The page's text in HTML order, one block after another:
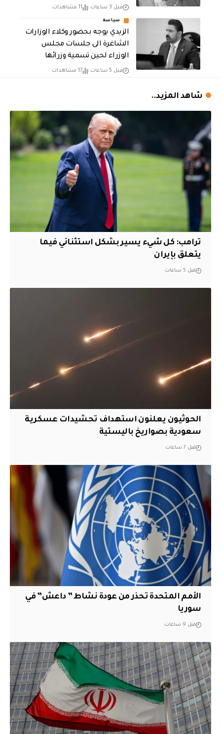
قبل 3 ساعات 11 مشاهدات
سياسة
الزيدي يوجه بحضور وكلاء الوزارات
الشاغرة الى جلسات مجلس
الوزراء لحين تسمية وزرائها
قبل 5 ساعات 17 مشاهدات
شاهد المزيد..
ترامب: كل شيء يسير بشكل استثنائي فيما
يتعلق بإيران
قبل 5 ساعات
الحوثيون يعلنون استهداف تحشيدات عسكرية
سعودية بصواريخ باليستية
قبل 7 ساعات
الأمم المتحدة تحذر من عودة نشاط ” داعش” في
سوريا
قبل 9 ساعات